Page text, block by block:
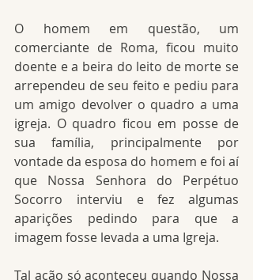
O homem em questão, um
comerciante de Roma, ficou muito
doente e a beira do leito de morte se
arrependeu de seu feito e pediu para
um amigo devolver o quadro a uma
igreja. O quadro ficou em posse de
sua família, principalmente por
vontade da esposa do homem e foi aí
que Nossa Senhora do Perpétuo
Socorro interviu e fez algumas
aparições pedindo para que a
imagem fosse levada a uma Igreja.
Tal ação só aconteceu quando Nossa